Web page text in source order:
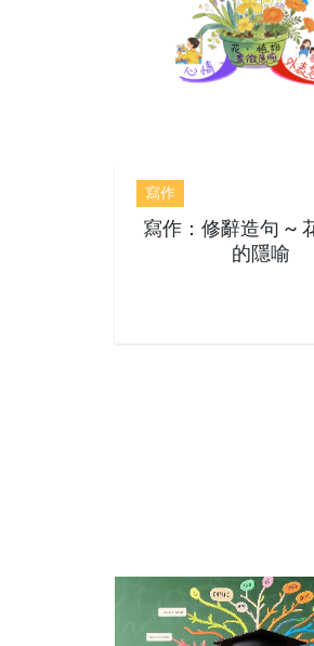
寫作
寫作：修辭造句 ~
的隱喻